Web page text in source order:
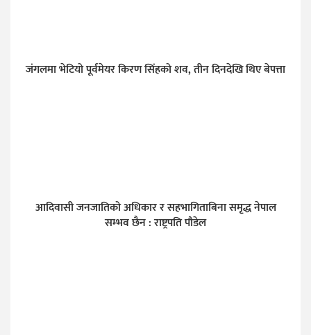
जंगलमा भेटियो पूर्वमेयर किरण सिंहको शव, तीन दिनदेखि थिए बेपत्ता
आदिवासी जनजातिको अधिकार र सहभागिताबिना समृद्ध नेपाल
सम्भव छैन : राष्ट्रपति पौडेल